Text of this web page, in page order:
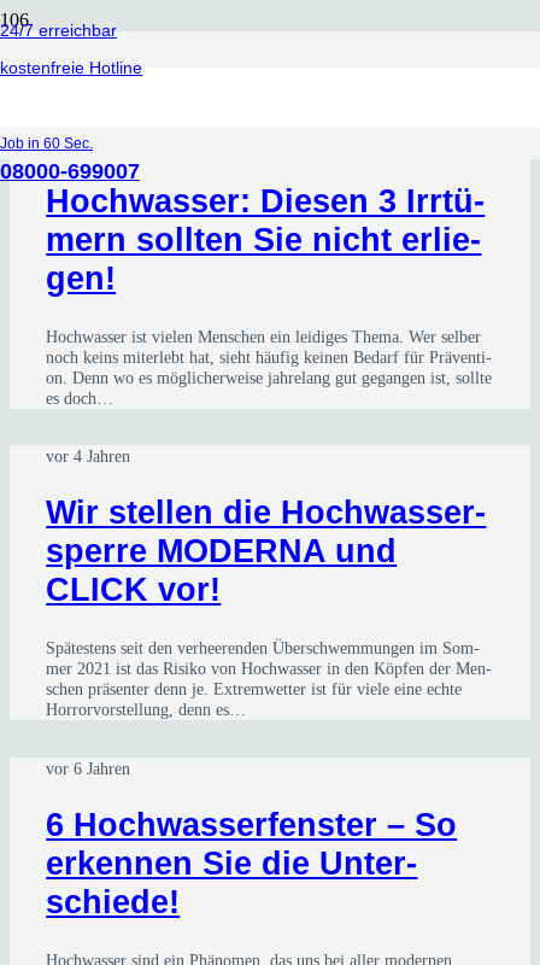
24/7 erreichbar
kostenfreie Hotline
Job in 60 Sec.
08000-699007
Fenster
vor 4 Jahren
Hoch­was­ser: Die­sen 3 Irr­tü­
mern soll­ten Sie nicht erlie­
gen!
Hoch­was­ser ist vie­len Men­schen ein lei­di­ges The­ma. Wer sel­ber
noch keins mit­er­lebt hat, sieht häu­fig kei­nen Bedarf für Prä­ven­ti­
on. Denn wo es mög­li­cher­wei­se jah­re­lang gut gegan­gen ist, soll­te
es doch…
vor 4 Jahren
Wir stel­len die Hoch­was­ser­
sper­re MODER­NA und
CLICK vor!
Spä­tes­tens seit den ver­hee­ren­den Über­schwem­mun­gen im Som­
mer 2021 ist das Risi­ko von Hoch­was­ser in den Köp­fen der Men­
schen prä­sen­ter denn je. Extrem­wet­ter ist für vie­le eine ech­te
Hor­ror­vor­stel­lung, denn es…
vor 6 Jahren
6 Hoch­was­ser­fens­ter – So
erken­nen Sie die Unter­
schie­de!
Hoch­was­ser sind ein Phä­no­men, das uns bei aller moder­nen